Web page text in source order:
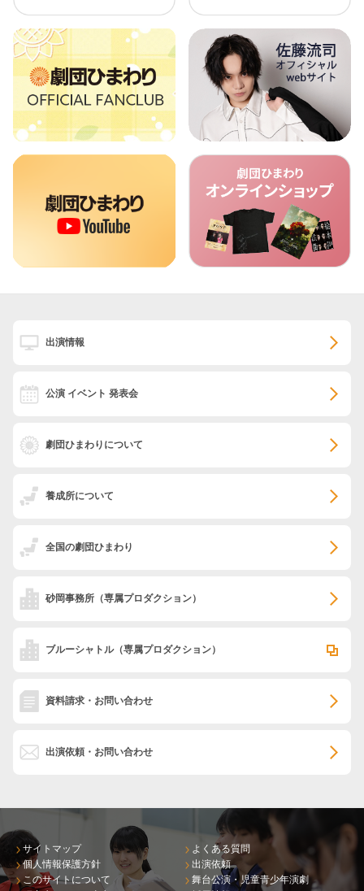
出演情報
公演 イベント 発表会
劇団ひまわりについて
養成所について
全国の劇団ひまわり
砂岡事務所 （専属プロダクション）
ブルーシャトル（専属プロダクション）
資料請求・お問い合わせ
出演依頼・お問い合わせ
サイトマップ
個人情報保護方針
このサイトについて
よくある質問
出演依頼
舞台公演・児童青少年演劇